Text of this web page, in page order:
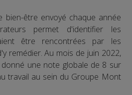
bien-être envoyé chaque année
permet d'identifier les
être rencontrées par les
remédier. Au mois de juin 2022,
une note globale de 8 sur
travail au sein du Groupe Mont